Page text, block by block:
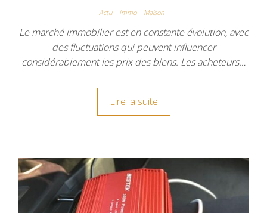
Actu Immo Maison
Le marché immobilier est en constante évolution, avec
des fluctuations qui peuvent influencer
considérablement les prix des biens. Les acheteurs…
Lire la suite